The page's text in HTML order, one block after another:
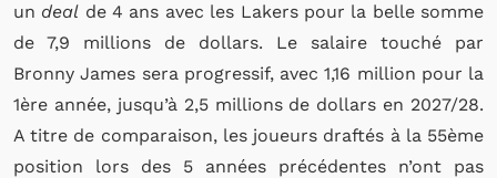
un deal de 4 ans avec les Lakers pour la belle somme
de 7,9 millions de dollars. Le salaire touché par
Bronny James sera progressif, avec 1,16 million pour la
1ère année, jusqu’à 2,5 millions de dollars en 2027/28.
A titre de comparaison, les joueurs draftés à la 55ème
position lors des 5 années précédentes n’ont pas